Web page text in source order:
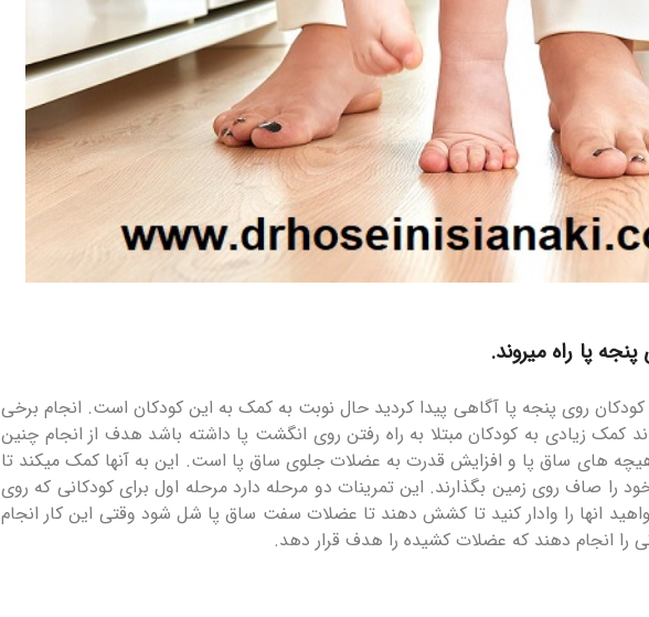
پا راه میروند.
کودکان روی پنجه پا آگاهی پیدا کردید حال نوبت به کمک به این کودکان است. انجام برخی
کمک زیادی به کودکان مبتلا به راه رفتن روی انگشت پا داشته باشد هدف از انجام چنین
های ساق پا و افزایش قدرت به عضلات جلوی ساق پا است. این به آنها کمک میکند تا
را صاف روی زمین بگذارند. این تمرینات دو مرحله دارد مرحله اول برای کودکانی که روی
انها را وادار کنید تا کشش دهند تا عضلات سفت ساق پا شل شود وقتی این کار انجام
را انجام دهند که عضلات کشیده را هدف قرار دهد.